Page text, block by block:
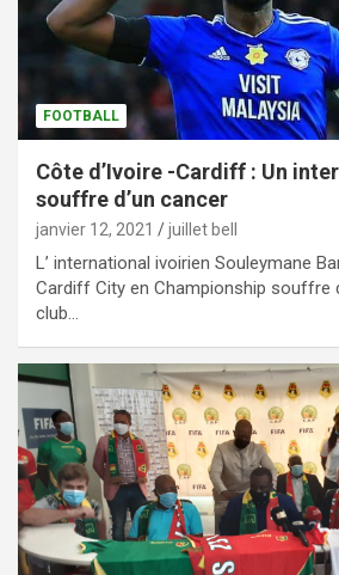
FOOTBALL
Côte d’Ivoire -Cardiff : Un
souffre d’un cancer
janvier 12, 2021 juillet bell
L’ international ivoirien Souleymane
Cardiff City en Championship souffre
club…